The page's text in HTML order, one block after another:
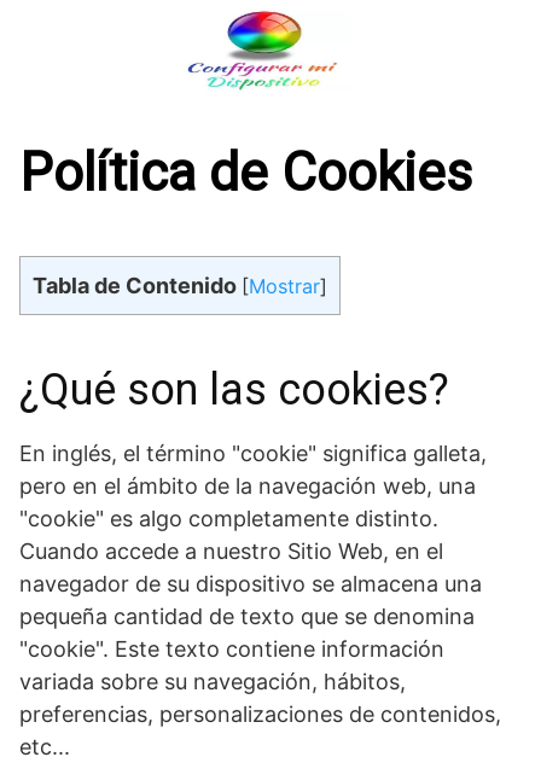
Política de Cookies
Tabla de Contenido [Mostrar]
¿Qué son las cookies?
En inglés, el término "cookie" significa galleta,
pero en el ámbito de la navegación web, una
"cookie" es algo completamente distinto.
Cuando accede a nuestro Sitio Web, en el
navegador de su dispositivo se almacena una
pequeña cantidad de texto que se denomina
"cookie". Este texto contiene información
variada sobre su navegación, hábitos,
preferencias, personalizaciones de contenidos,
etc...